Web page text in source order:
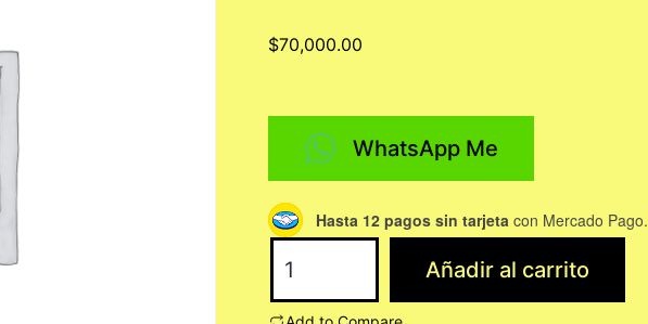
$70,000.00
WhatsApp Me
Hasta 12 pagos sin tarjeta con Mercado Pago.
SEAL
AST
Añadir al carrito